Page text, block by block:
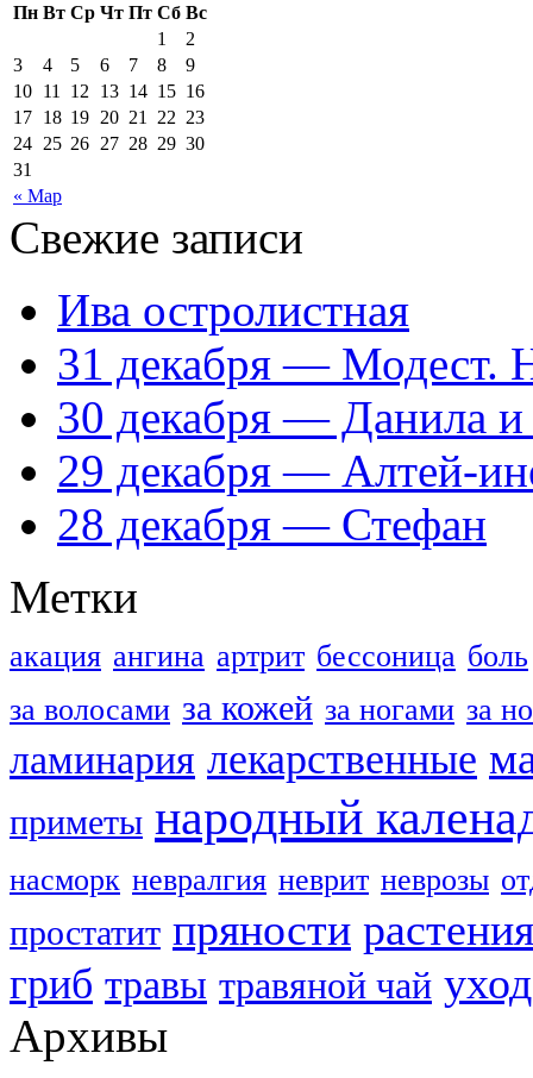
Пн Вт Ср Чт Пт Сб Вс
« Мар
1
2
3
4 5 6 7 8
9
10 11 12 13 14 15 16
17 18 19 20 21 22 23
24 25 26 27 28 29 30
31
Свежие записи
Ива остролистная
31 декабря — Модест.
30 декабря — Данила
29 декабря — Алтей-
28 декабря — Стефан
Метки
акация ангина артрит бессоница боль
за волосами за кожей за ногами за
ламинария лекарственные
приметы народный
насморк невралгия неврит неврозы
простатит пряности растения
гриб травы травяной чай уход
Архивы